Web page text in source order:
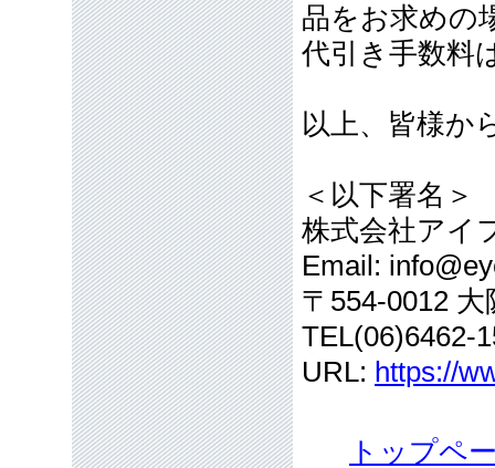
品をお求めの
代引き手数料
以上、皆様か
＜以下署名＞
株式会社アイ
Email:
〒554-0012
TEL(06)6462-
URL: https://
トップペ